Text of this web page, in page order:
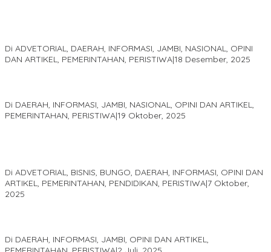
Di ADVETORIAL, DAERAH, INFORMASI, JAMBI, NASIONAL, OPINI
DAN ARTIKEL, PEMERINTAHAN, PERISTIWA|18 Desember, 2025
Di DAERAH, INFORMASI, JAMBI, NASIONAL, OPINI DAN ARTIKEL,
PEMERINTAHAN, PERISTIWA|19 Oktober, 2025
Di ADVETORIAL, BISNIS, BUNGO, DAERAH, INFORMASI, OPINI DAN
ARTIKEL, PEMERINTAHAN, PENDIDIKAN, PERISTIWA|7 Oktober,
2025
Di DAERAH, INFORMASI, JAMBI, OPINI DAN ARTIKEL,